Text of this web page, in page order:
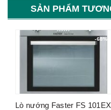
SẢN PHẨM
-68%
Lò nướng Faster FS 101EX